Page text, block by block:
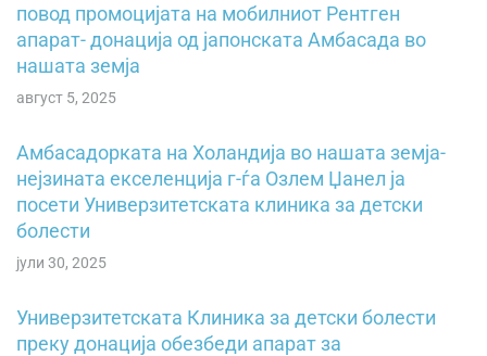
повод промоцијата на мобилниот Рентген
апарат- донација од јапонската Амбасада во
нашата земја
август 5, 2025
Амбасадорката на Холандија во нашата земја-
нејзината екселенција г-ѓа Озлем Џанел ја
посети Универзитетската клиника за детски
болести
јули 30, 2025
Универзитетската Клиника за детски болести
преку донација обезбеди апарат за